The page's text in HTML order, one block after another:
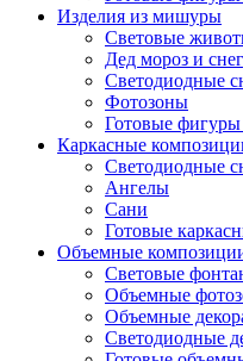
Изделия из мишуры
Световые
Дед мороз и
Светодиодные
Фотозоны
Готовые
Каркасные
Светодиодные
Ангелы
Сани
Готовые
Объемные
Световые
Объемные
Объемные
Светодиодные